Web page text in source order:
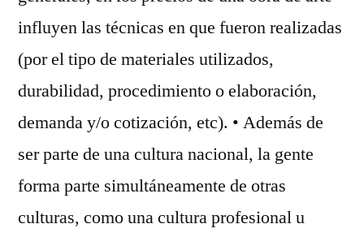
influyen las técnicas en que fueron realizadas
(por el tipo de materiales utilizados,
durabilidad, procedimiento o elaboración,
demanda y/o cotización, etc). • Además de
ser parte de una cultura nacional, la gente
forma parte simultáneamente de otras
culturas, como una cultura profesional u